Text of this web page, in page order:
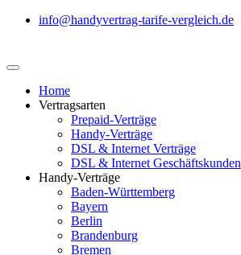
info@handyvertrag-tarife-vergleich.de
Home
Vertragsarten
Prepaid-Verträge
Handy-Verträge
DSL & Internet Verträge
DSL & Internet Geschäftskunden
Handy-Verträge
Baden-Württemberg
Bayern
Berlin
Brandenburg
Bremen